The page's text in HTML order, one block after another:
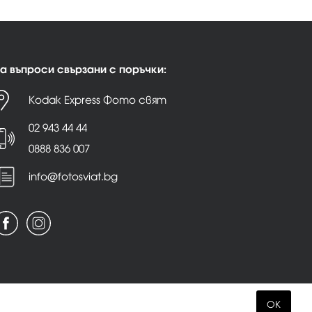
въпроси свързани с поръчки:
Kodak Express Фото свят
02 943 44 44
0888 836 007
info@fotosviat.bg
OK